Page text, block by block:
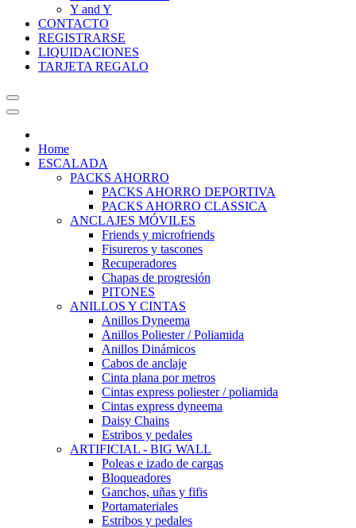
Y and Y
CONTACTO
REGISTRARSE
LIQUIDACIONES
TARJETA REGALO
Home
ESCALADA
PACKS AHORRO
PACKS AHORRO DEPORTIVA
PACKS AHORRO CLASSICA
ANCLAJES MÓVILES
Friends y microfriends
Fisureros y tascones
Recuperadores
Chapas de progresión
PITONES
ANILLOS Y CINTAS
Anillos Dyneema
Anillos Poliester / Poliamida
Anillos Dinámicos
Cabos de anclaje
Cinta plana por metros
Cintas express poliester / poliamida
Cintas express dyneema
Daisy Chains
Estribos y pedales
ARTIFICIAL - BIG WALL
Poleas e izado de cargas
Bloqueadores
Ganchos, uñas y fifis
Portamateriales
Estribos y pedales